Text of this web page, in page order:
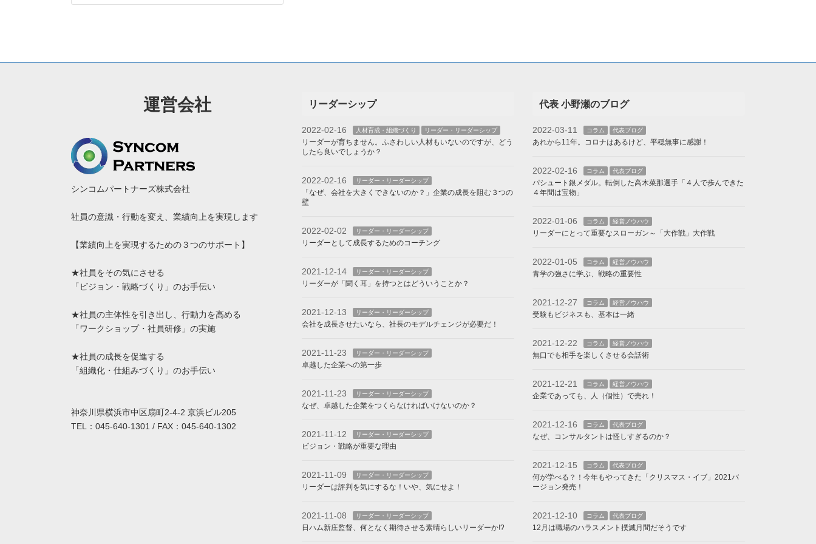
運営会社
シンコムパートナーズ株式会社
社員の意識・行動を変え、業績向上を実現します
【業績向上を実現するための３つのサポート】
★社員をその気にさせる
「ビジョン・戦略づくり」のお手伝い
★社員の主体性を引き出し、行動力を高める
「ワークショップ・社員研修」の実施
★社員の成長を促進する
「組織化・仕組みづくり」のお手伝い
神奈川県横浜市中区扇町2-4-2 京浜ビル205
TEL：045-640-1301 / FAX：045-640-1302
リーダーシップ
2022-02-16 人材育成・組織づくり リーダー・リーダーシップ
リーダーが育ちません。ふさわしい人材もいないのですが、どう
したら良いでしょうか？
2022-02-16 リーダー・リーダーシップ
「なぜ、会社を大きくできないのか？」企業の成長を阻む３つの
壁
2022-02-02 リーダー・リーダーシップ
リーダーとして成長するためのコーチング
2021-12-14 リーダー・リーダーシップ
リーダーが「聞く耳」を持つとはどういうことか？
2021-12-13 リーダー・リーダーシップ
会社を成長させたいなら、社長のモデルチェンジが必要だ！
2021-11-23 リーダー・リーダーシップ
卓越した企業への第一歩
2021-11-23 リーダー・リーダーシップ
なぜ、卓越した企業をつくらなければいけないのか？
2021-11-12 リーダー・リーダーシップ
ビジョン・戦略が重要な理由
2021-11-09 リーダー・リーダーシップ
リーダーは評判を気にするな！いや、気にせよ！
2021-11-08 リーダー・リーダーシップ
日ハム新庄監督、何となく期待させる素晴らしいリーダーか!?
代表 小野瀬のブログ
2022-03-11 コラム 代表ブログ
あれから11年。コロナはあるけど、平穏無事に感謝！
2022-02-16 コラム 代表ブログ
パシュート銀メダル。転倒した高木菜那選手「４人で歩んできた
４年間は宝物」
2022-01-06 コラム 経営ノウハウ
リーダーにとって重要なスローガン～「大作戦」大作戦
2022-01-05 コラム 経営ノウハウ
青学の強さに学ぶ、戦略の重要性
2021-12-27 コラム 経営ノウハウ
受験もビジネスも、基本は一緒
2021-12-22 コラム 経営ノウハウ
無口でも相手を楽しくさせる会話術
2021-12-21 コラム 経営ノウハウ
企業であっても、人（個性）で売れ！
2021-12-16 コラム 代表ブログ
なぜ、コンサルタントは怪しすぎるのか？
2021-12-15 コラム 代表ブログ
何が学べる？！今年もやってきた「クリスマス・イブ」2021バ
ージョン発売！
2021-12-10 コラム 代表ブログ
12月は職場のハラスメント撲滅月間だそうです